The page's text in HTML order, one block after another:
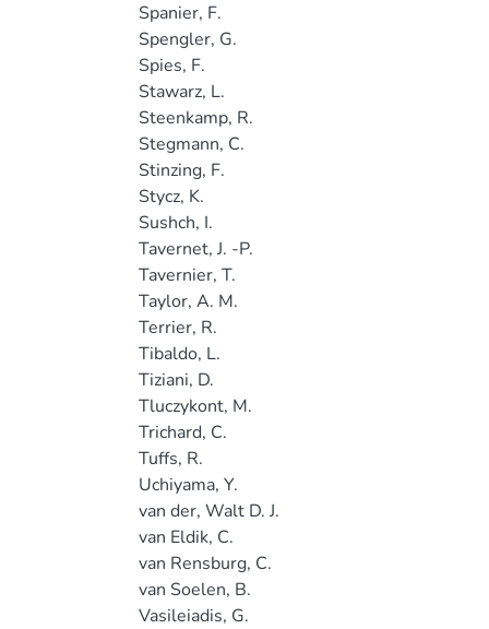
Spanier, F.
Spengler, G.
Spies, F.
Stawarz, L.
Steenkamp, R.
Stegmann, C.
Stinzing, F.
Stycz, K.
Sushch, I.
Tavernet, J. -P.
Tavernier, T.
Taylor, A. M.
Terrier, R.
Tibaldo, L.
Tiziani, D.
Tluczykont, M.
Trichard, C.
Tuffs, R.
Uchiyama, Y.
van der, Walt D. J.
van Eldik, C.
van Rensburg, C.
van Soelen, B.
Vasileiadis, G.